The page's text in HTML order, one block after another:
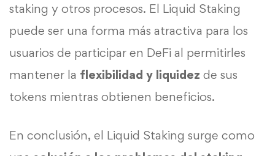
staking y otros procesos. El Liquid Staking
puede ser una forma más atractiva para los
usuarios de participar en DeFi al permitirles
mantener la flexibilidad y liquidez de sus
tokens mientras obtienen beneficios.
En conclusión, el Liquid Staking surge como